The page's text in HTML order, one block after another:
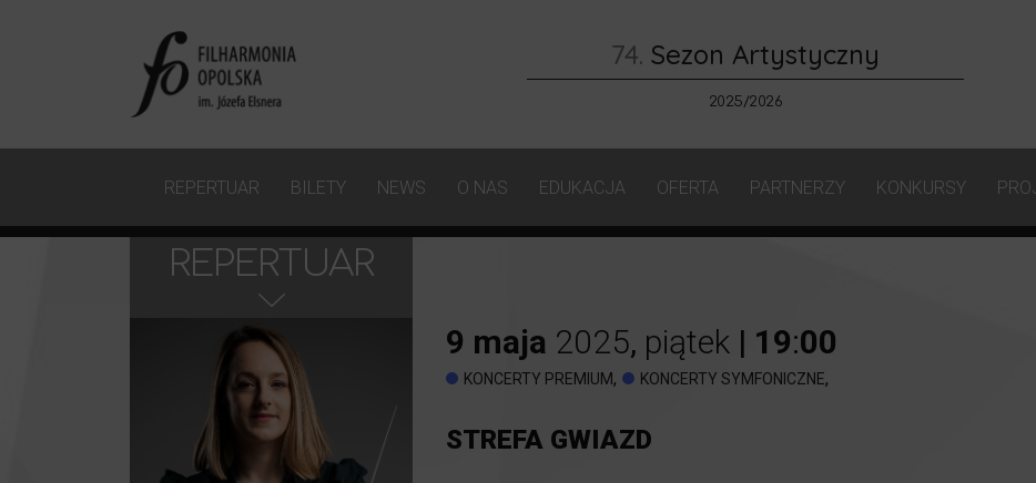
74. Sezon Artystyczny
2025/2026
REPERTUAR BILETY NEWS O NAS EDUKACJA OFERTA PARTNERZY KONKURSY
REPERTUAR
9 maja 2025, piątek | 19:00
KONCERTY PREMIUM, KONCERTY SYMFONICZNE,
STREFA GWIAZD